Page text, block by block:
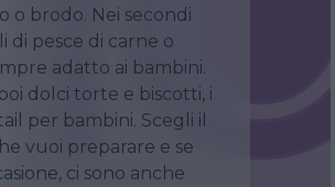
o brodo. Nei secondi
pesce di carne o
adatto ai bambini.
dolci torte e biscotti, i
per bambini. Scegli il
vuoi preparare e se
ci sono anche